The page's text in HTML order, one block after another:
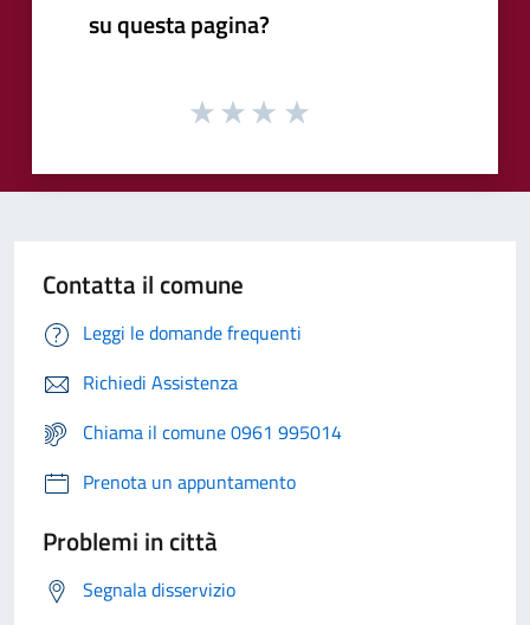
su questa pagina?
Contatta il comune
Leggi le domande frequenti
Richiedi Assistenza
Chiama il comune 0961 995014
Prenota un appuntamento
Problemi in città
Segnala disservizio